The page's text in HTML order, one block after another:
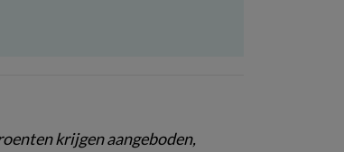
krijgen aangeboden,